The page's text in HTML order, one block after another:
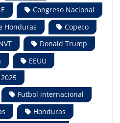
Congreso Nacional
Honduras
Copeco
Donald Trump
EEUU
Futbol internacional
Honduras